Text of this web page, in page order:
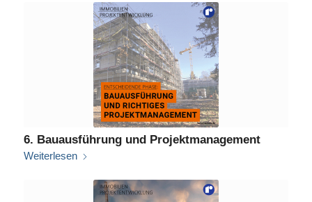
6. Bauausführung und Projektmanagement
Weiterlesen